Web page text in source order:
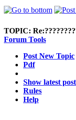
TOPIC:
Forum Tools
Post New Topic
Pdf
Show latest
Rules
Help